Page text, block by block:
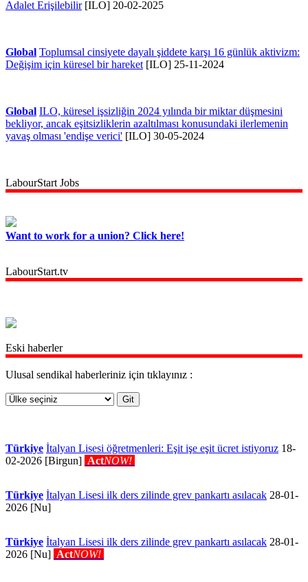
Adalet Erişilebilir[ILO] 20-02-2025
Global Toplumsal cinsiyete dayalı şiddete karşı 16 günlük aktivizm:
Değişim için küresel bir hareket [ILO] 25-11-2024
Global ILO, küresel işsizliğin 2024 yılında bir miktar düşmesini
bekliyor, ancak eşitsizliklerin azaltılması konusundaki ilerlemenin
yavaş olması 'endişe verici' [ILO] 30-05-2024
LabourStart Jobs
Want to work for a union? Click here!
LabourStart.tv
Eski haberler
Ulusal sendikal haberleriniz için tıklayınız :
Türkiye İtalyan Lisesi öğretmenleri: Eşit işe eşit ücret istiyoruz 18-
02-2026 [Birgun] ActNOW!
Türkiye İtalyan Lisesi ilk ders zilinde grev pankartı asılacak 28-01-
2026 [Nu]
Türkiye İtalyan Lisesi ilk ders zilinde grev pankartı asılacak 28-01-
2026 [Nu] ActNOW!